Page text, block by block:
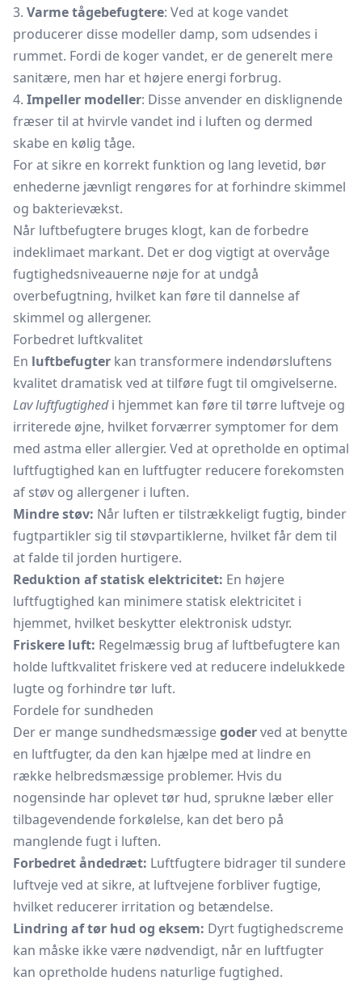
3. Varme tågebefugtere: Ved at koge vandet
producerer disse modeller damp, som udsendes i
rummet. Fordi de koger vandet, er de generelt mere
sanitære, men har et højere energi forbrug.
4. Impeller modeller: Disse anvender en disklignende
fræser til at hvirvle vandet ind i luften og dermed
skabe en kølig tåge.
For at sikre en korrekt funktion og lang levetid, bør
enhederne jævnligt rengøres for at forhindre skimmel
og bakterievækst.
Når luftbefugtere bruges klogt, kan de forbedre
indeklimaet markant. Det er dog vigtigt at overvåge
fugtighedsniveauerne nøje for at undgå
overbefugtning, hvilket kan føre til dannelse af
skimmel og allergener.
Forbedret luftkvalitet
En luftbefugter kan transformere indendørsluftens
kvalitet dramatisk ved at tilføre fugt til omgivelserne.
Lav luftfugtighedi hjemmet kan føre til tørre luftveje og
irriterede øjne, hvilket forværrer symptomer for dem
med astma eller allergier. Ved at opretholde en optimal
luftfugtighed kan en luftfugter reducere forekomsten
af støv og allergener i luften.
Mindre støv: Når luften er tilstrækkeligt fugtig, binder
fugtpartikler sig til støvpartiklerne, hvilket får dem til
at falde til jorden hurtigere.
Reduktion af statisk elektricitet: En højere
luftfugtighed kan minimere statisk elektricitet i
hjemmet, hvilket beskytter elektronisk udstyr.
Friskere luft: Regelmæssig brug af luftbefugtere kan
holde luftkvalitet friskere ved at reducere indelukkede
lugte og forhindre tør luft.
Fordele for sundheden
Der er mange sundhedsmæssigegoderved at benytte
en luftfugter, da den kan hjælpe med at lindre en
række helbredsmæssige problemer. Hvis du
nogensinde har oplevet tør hud, sprukne læber eller
tilbagevendende forkølelse, kan det bero på
manglende fugt i luften.
Forbedret åndedræt: Luftfugtere bidrager til sundere
luftveje ved at sikre, at luftvejene forbliver fugtige,
hvilket reducerer irritation og betændelse.
Lindring af tør hud og eksem: Dyrt fugtighedscreme
kan måske ikke være nødvendigt, når en luftfugter
kan opretholde hudens naturlige fugtighed.